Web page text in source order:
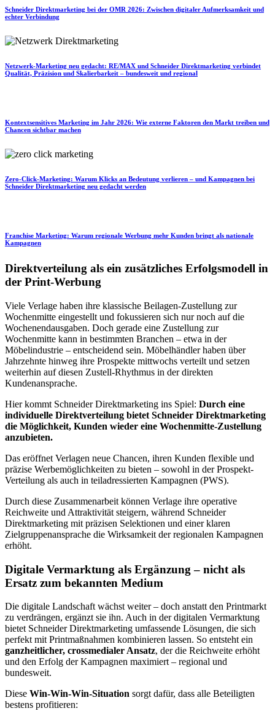
Schneider Direktmarketing bei der OMR 2026: Zwischen digitaler Aufmerksamkeit und
echter Verbindung
Netzwerk-Marketing neu gedacht: RE/MAX und Schneider Direktmarketing verbindet
Qualität, Präzision und Skalierbarkeit – bundesweit und regional
Kontextsensitives Marketing im Jahr 2026: Wie externe Faktoren den Markt treiben und
Chancen sichtbar machen
Zero-Click-Marketing: Warum Klicks an Bedeutung verlieren – und Kampagnen bei
Schneider Direktmarketing neu gedacht werden
Franchise Marketing: Warum regionale Werbung mehr Kunden bringt als nationale
Kampagnen
Direktverteilung als ein zusätzliches Erfolgsmodell in
der Print-Werbung
Viele Verlage haben ihre klassische Beilagen-Zustellung zur
Wochenmitte eingestellt und fokussieren sich nur noch auf die
Wochenendausgaben. Doch gerade eine Zustellung zur
Wochenmitte kann in bestimmten Branchen – etwa in der
Möbelindustrie – entscheidend sein. Möbelhändler haben über
Jahrzehnte hinweg ihre Prospekte mittwochs verteilt und setzen
weiterhin auf diesen Zustell-Rhythmus in der direkten
Kundenansprache.
Hier kommt Schneider Direktmarketing ins Spiel: Durch eine
individuelle Direktverteilung bietet Schneider Direktmarketing
die Möglichkeit, Kunden wieder eine Wochenmitte-Zustellung
anzubieten.
Das eröffnet Verlagen neue Chancen, ihren Kunden flexible und
präzise Werbemöglichkeiten zu bieten – sowohl in der Prospekt-
Verteilung als auch in teiladressierten Kampagnen (PWS).
Durch diese Zusammenarbeit können Verlage ihre operative
Reichweite und Attraktivität steigern, während Schneider
Direktmarketing mit präzisen Selektionen und einer klaren
Zielgruppenansprache die Wirksamkeit der regionalen Kampagnen
erhöht.
Digitale Vermarktung als Ergänzung – nicht als
Ersatz zum bekannten Medium
Die digitale Landschaft wächst weiter – doch anstatt den Printmarkt
zu verdrängen, ergänzt sie ihn. Auch in der digitalen Vermarktung
bietet Schneider Direktmarketing umfassende Lösungen, die sich
perfekt mit Printmaßnahmen kombinieren lassen. So entsteht ein
ganzheitlicher, crossmedialer Ansatz, der die Reichweite erhöht
und den Erfolg der Kampagnen maximiert – regional und
bundesweit.
Diese Win-Win-Win-Situation sorgt dafür, dass alle Beteiligten
bestens profitieren: